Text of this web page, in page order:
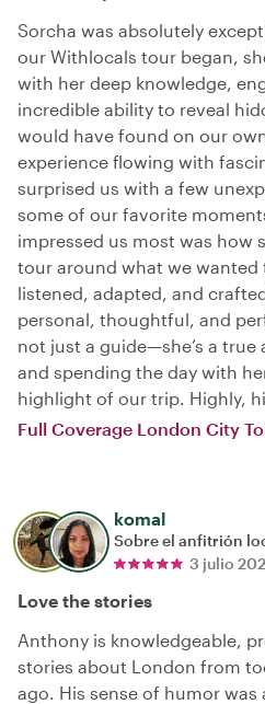
Sorcha was absolutely
our Withlocals tour began,
with her deep knowledge,
incredible ability to reveal
would have found on our
experience flowing with
surprised us with a few
some of our favorite
impressed us most was how
tour around what we wanted
listened, adapted, and
personal, thoughtful, and
not just a guide—she’s a
and spending the day with
highlight of our trip. Highly,
Full Coverage London City
komal
Sobre el anfitrión
3 julio
Love the stories
Anthony is knowledgeable,
stories about London from
ago. His sense of humor